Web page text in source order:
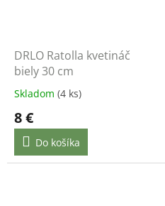
DRLO Ratolla kvetináč
biely 30 cm
Skladom (4 ks)
8 €
Do košíka